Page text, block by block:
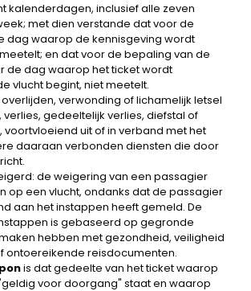
kalenderdagen, inclusief alle zeven
met dien verstande dat voor de
dag waarop de kennisgeving wordt
en dat voor de bepaling van de
de dag waarop het ticket wordt
vlucht begint, niet meetelt.
verwonding of lichamelijk letsel
gedeeltelijk verlies, diefstal of
uit of in verband met het
daaraan verbonden diensten die door
de weigering van een passagier
op een vlucht, ondanks dat de passagier
aan het instappen heeft gemeld. De
is gebaseerd op gegronde
hebben met gezondheid, veiligheid
ontoereikende reisdocumenten.
is dat gedeelte van het ticket waarop
voor doorgang" staat en waarop